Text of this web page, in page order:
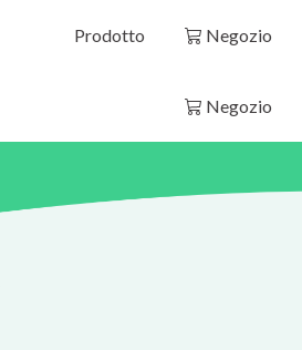
Prodotto Negozio
Negozio